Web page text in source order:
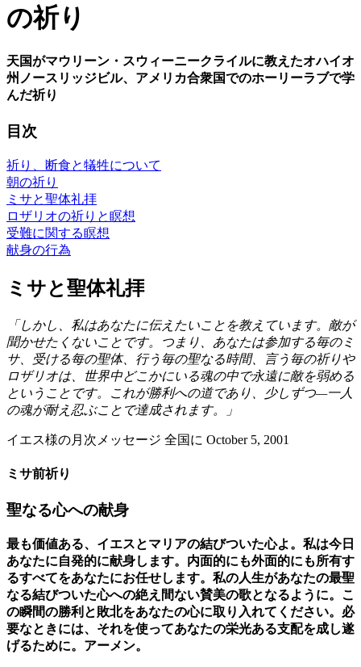
の祈り
天国がマウリーン・スウィーニークライルに教えたオハイオ
州ノースリッジビル、アメリカ合衆国でのホーリーラブで学
んだ祈り
目次
祈り、断食と犠牲について
朝の祈り
ミサと聖体礼拝
ロザリオの祈りと瞑想
受難に関する瞑想
献身の行為
ミサと聖体礼拝
「しかし、私はあなたに伝えたいことを教えています。敵が
聞かせたくないことです。つまり、あなたは参加する毎のミ
サ、受ける每の聖体、行う毎の聖なる時間、言う毎の祈りや
ロザリオは、世界中どこかにいる魂の中で永遠に敵を弱める
ということです。これが勝利への道であり、少しずつ—一人
の魂が耐え忍ぶことで達成されます。」
イエス様の月次メッセージ 全国に October 5, 2001
ミサ前祈り
聖なる心への献身
最も価値ある、イエスとマリアの結びついた心よ。私は今日
あなたに自発的に献身します。内面的にも外面的にも所有す
るすべてをあなたにお任せします。私の人生があなたの最聖
なる結びついた心への絶え間ない賛美の歌となるように。こ
の瞬間の勝利と敗北をあなたの心に取り入れてください。必
要なときには、それを使ってあなたの栄光ある支配を成し遂
げるために。アーメン。